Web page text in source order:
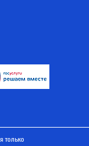
только